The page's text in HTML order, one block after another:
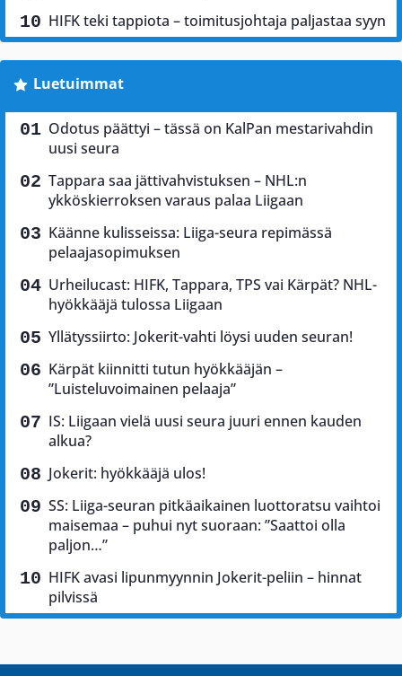
HIFK teki tappiota – toimitusjohtaja paljastaa syyn
Luetuimmat
Odotus päättyi – tässä on KalPan mestarivahdin
uusi seura
Tappara saa jättivahvistuksen – NHL:n
ykköskierroksen varaus palaa Liigaan
Käänne kulisseissa: Liiga-seura repimässä
pelaajasopimuksen
Urheilucast: HIFK, Tappara, TPS vai Kärpät? NHL-
hyökkääjä tulossa Liigaan
Yllätyssiirto: Jokerit-vahti löysi uuden seuran!
Kärpät kiinnitti tutun hyökkääjän –
”Luisteluvoimainen pelaaja”
IS: Liigaan vielä uusi seura juuri ennen kauden
alkua?
Jokerit: hyökkääjä ulos!
SS: Liiga-seuran pitkäaikainen luottoratsu vaihtoi
maisemaa – puhui nyt suoraan: ”Saattoi olla
paljon…”
HIFK avasi lipunmyynnin Jokerit-peliin – hinnat
pilvissä